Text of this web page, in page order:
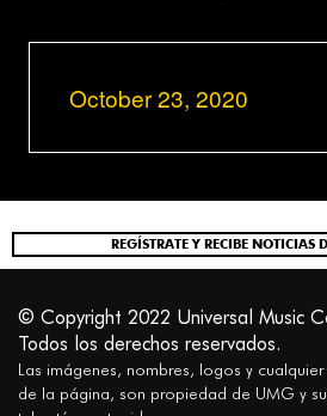
October 23, 2020
REGÍSTRATE Y RECIBE NOTICIAS
© Copyright 2022 Universal Music
Todos los derechos reservados.
Las imágenes, nombres, logos y
de la página, son propiedad de UMG y